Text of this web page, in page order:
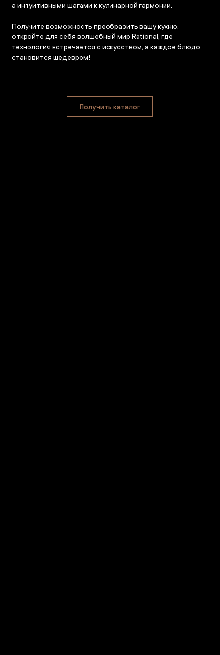
Получить каталог
а интуитивными шагами к кулинарной гармонии.
Получите возможность преобразить вашу кухню:
откройте для себя волшебный мир Rational, где
технология встречается с искусством, а каждое блюдо
становится шедевром!